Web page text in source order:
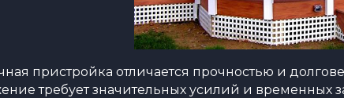
пристройка отличается прочностью и
требует значительных усилий и временных